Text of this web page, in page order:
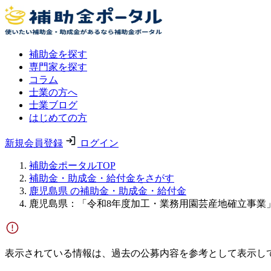
補助金を探す
専門家を探す
コラム
士業の方へ
士業ブログ
はじめての方
新規会員登録 ログイン
補助金ポータルTOP
補助金・助成金・給付金をさがす
鹿児島県 の補助金・助成金・給付金
鹿児島県：「令和8年度加工・業務用園芸産地確立事業」
表示されている情報は、過去の公募内容を参考として表示し